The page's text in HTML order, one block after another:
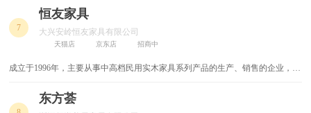
皮艺沙发床
消费者信得过品牌，广东家具重点品牌
7
恒友家具
大兴安岭恒友家具有限公司
天猫店 京东店 招商中
成立于1996年，主要从事中高档民用实木家具系列产品的生产、销售的企业，在
品，分别是实木家具的“金榆盛典系列”、现代实木家具的“爱福系列”、现代北欧
实木家具的“核桃物语系列...
东方荟